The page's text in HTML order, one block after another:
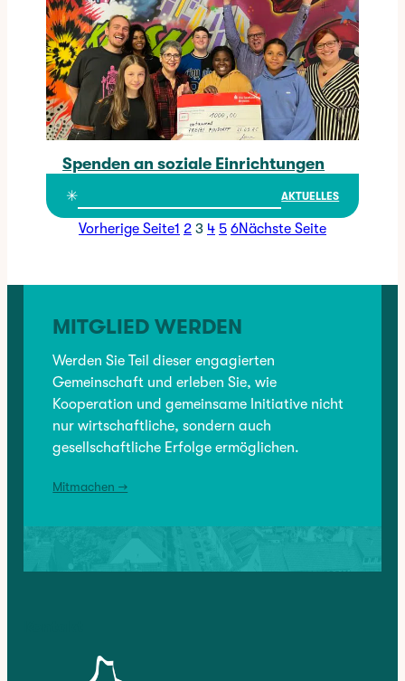
Spenden an soziale Einrichtungen
Spenden an soziale Einrichtungen
✳︎
AKTUELLES
Vorherige Seite
Seite:
1
Seite:
2
Seite:
3
Seite:
4
Seite:
5
Seite:
6Nächste Seite
MITGLIED WERDEN
Werden Sie Teil dieser engagierten
Gemeinschaft und erleben Sie, wie
Kooperation und gemeinsame Initiative nicht
nur wirtschaftliche, sondern auch
gesellschaftliche Erfolge ermöglichen.
Mitmachen →